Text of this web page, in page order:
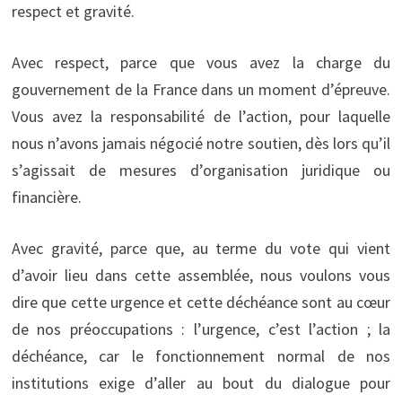
respect et gravité.
Avec respect, parce que vous avez la charge du
gouvernement de la France dans un moment d’épreuve.
Vous avez la responsabilité de l’action, pour laquelle
nous n’avons jamais négocié notre soutien, dès lors qu’il
s’agissait de mesures d’organisation juridique ou
financière.
Avec gravité, parce que, au terme du vote qui vient
d’avoir lieu dans cette assemblée, nous voulons vous
dire que cette urgence et cette déchéance sont au cœur
de nos préoccupations : l’urgence, c’est l’action ; la
déchéance, car le fonctionnement normal de nos
institutions exige d’aller au bout du dialogue pour